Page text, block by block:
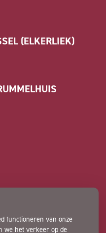
(ELKERLIEK)
functioneren van onze
we het verkeer op de